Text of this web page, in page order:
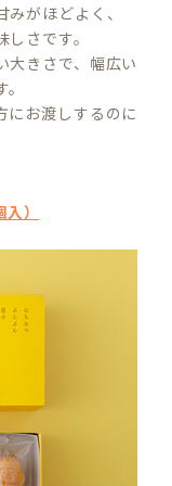
がほどよく、
さです。
大きさで、幅広い
にお渡しするのに
）